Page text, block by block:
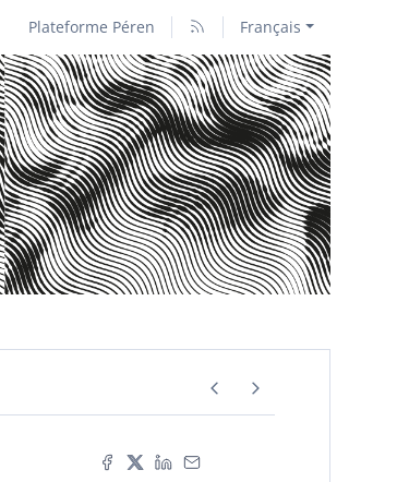
Plateforme Péren Français